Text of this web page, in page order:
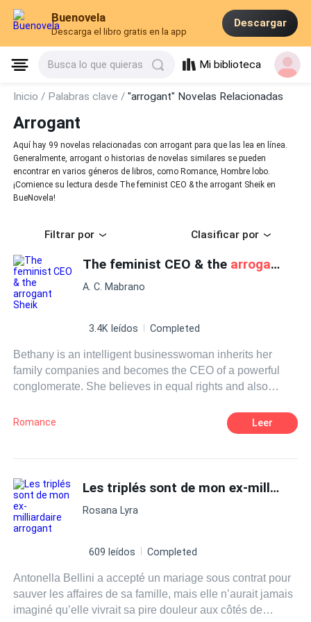
Buenovela
Descarga el libro gratis en la app
Descargar
Busca lo que quieras Mi biblioteca
Inicio / Palabras clave /"arrogant" Novelas Relacionadas
Arrogant
Aquí hay 99 novelas relacionadas con arrogant para que las lea en línea.
Generalmente, arrogant o historias de novelas similares se pueden
encontrar en varios géneros de libros, como Romance, Hombre lobo.
¡Comience su lectura desde The feminist CEO & the arrogant Sheik en
BueNovela!
Filtrar por Clasificar por
The feminist CEO & the arrogant
A. C. Mabrano
3.4K leídos Completed
Bethany is an intelligent businesswoman inherits her
family companies and becomes the CEO of a powerful
conglomerate. She believes in equal rights and also
expansions, she makes many contacts with influential
arrogant
petroleum empires. This romance is about these two
people whose chances to mix are like water and oil. And
still, the blood is racing in their veins and their hearts have
already accelerated. Will love overcome prejudices?
Romance Leer
Les triplés sont de mon ex-milliardaire
Rosana Lyra
609 leídos Completed
Antonella Bellini a accepté un mariage sous contrat pour
sauver les affaires de sa famille, mais elle n’aurait jamais
imaginé qu’elle vivrait sa pire douleur aux côtés de